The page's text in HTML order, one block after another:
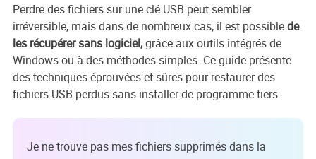
Perdre des fichiers sur une clé USB peut sembler
irréversible, mais dans de nombreux cas, il est possiblede
les récupérer sans logiciel,grâce aux outils intégrés de
Windows ou à des méthodes simples. Ce guide présente
des techniques éprouvées et sûres pour restaurer des
fichiers USB perdus sans installer de programme tiers.
Je ne trouve pas mes fichiers supprimés dans la